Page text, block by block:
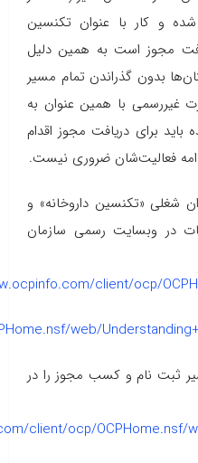
شده و کار با عنوان تکنسین
مجوز است به همین دلیل
بدون گذراندن تمام مسیر
غیررسمی با همین عنوان به
باید برای دریافت مجوز اقدام
فعالیت‌شان ضروری نیست.
شغلی «تکنسین داروخانه» و
در وبسایت رسمی سازمان
client/ocp/
web/
ثبت نام و کسب مجوز را در
client/ocp/OCPHome.nsf/